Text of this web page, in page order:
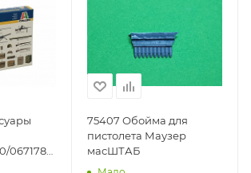
0671781,
75407 Обойма для
пистолета Маузер
масШТАБ